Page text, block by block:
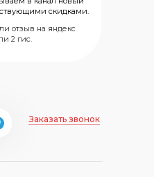
скидками.
отзыв на яндекс
2 гис.
Заказать звонок